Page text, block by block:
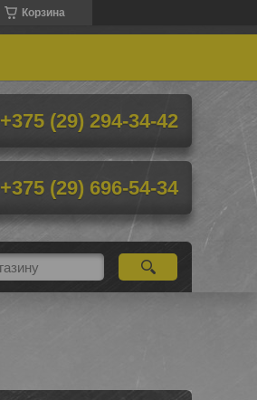
Корзина
+375 (29) 294-34-42
+375 (29) 696-54-34